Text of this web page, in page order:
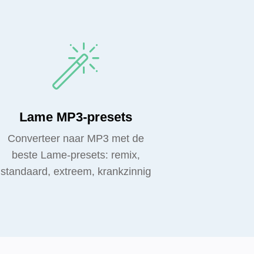
Lame MP3-presets
Converteer naar MP3 met de
beste Lame-presets: remix,
standaard, extreem, krankzinnig